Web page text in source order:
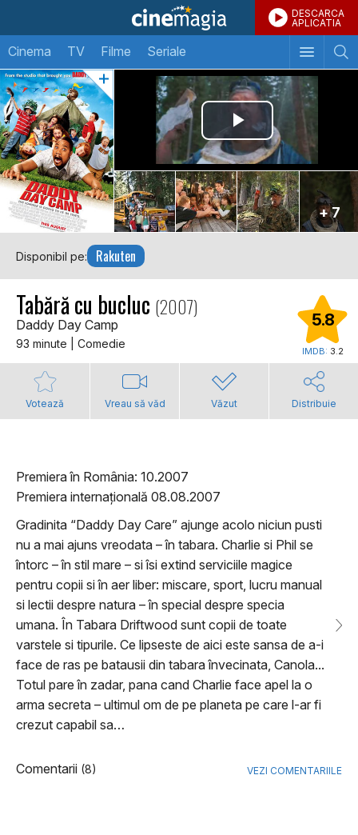
DESCARCA
APLICATIA
Cinema TV Filme Seriale
+ 7
Disponibil pe: Rakuten
Tabără cu bucluc (2007)
Daddy Day Camp
93 minute | Comedie
5.8
IMDB: 3.2
Votează Vreau să văd Văzut Distribuie
Premiera în România: 10.2007
Premiera internațională 08.08.2007
Gradinita “Daddy Day Care” ajunge acolo niciun pusti
nu a mai ajuns vreodata – în tabara. Charlie si Phil se
întorc – în stil mare – si îsi extind serviciile magice
pentru copii si în aer liber: miscare, sport, lucru manual
si lectii despre natura – în special despre specia
umana. În Tabara Driftwood sunt copii de toate
varstele si tipurile. Ce lipseste de aici este sansa de a-i
face de ras pe batausii din tabara învecinata, Canola...
Totul pare în zadar, pana cand Charlie face apel la o
arma secreta – ultimul om de pe planeta pe care l-ar fi
crezut capabil sa…
Comentarii (8) VEZI COMENTARIILE